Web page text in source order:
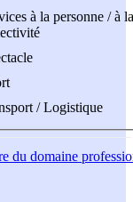
à la personne / à la
/ Logistique
du domaine